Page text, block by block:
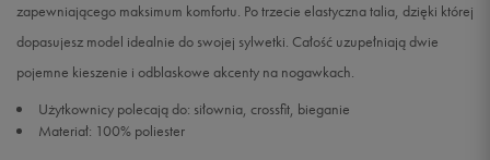
zapewniającego maksimum komfortu. Po trzecie elastyczna talia, dzięki której
dopasujesz model idealnie do swojej sylwetki. Całość uzupełniają dwie
pojemne kieszenie i odblaskowe akcenty na nogawkach.
Użytkownicy polecają do: siłownia, crossfit, bieganie
Materiał: 100% poliester